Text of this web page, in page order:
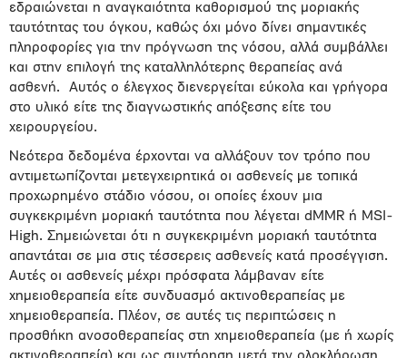
εδραιώνεται η αναγκαιότητα καθορισμού της μοριακής
ταυτότητας του όγκου, καθώς όχι μόνο δίνει σημαντικές
πληροφορίες για την πρόγνωση της νόσου, αλλά συμβάλλει
και στην επιλογή της καταλληλότερης θεραπείας ανά
ασθενή. Αυτός ο έλεγχος διενεργείται εύκολα και γρήγορα
στο υλικό είτε της διαγνωστικής απόξεσης είτε του
χειρουργείου.
Νεότερα δεδομένα έρχονται να αλλάξουν τον τρόπο που
αντιμετωπίζονται μετεγχειρητικά οι ασθενείς με τοπικά
προχωρημένο στάδιο νόσου, οι οποίες έχουν μια
συγκεκριμένη μοριακή ταυτότητα που λέγεται dMMR ή MSI-
High. Σημειώνεται ότι η συγκεκριμένη μοριακή ταυτότητα
απαντάται σε μια στις τέσσερεις ασθενείς κατά προσέγγιση.
Αυτές οι ασθενείς μέχρι πρόσφατα λάμβαναν είτε
χημειοθεραπεία είτε συνδυασμό ακτινοθεραπείας με
χημειοθεραπεία. Πλέον, σε αυτές τις περιπτώσεις η
προσθήκη ανοσοθεραπείας στη χημειοθεραπεία (με ή χωρίς